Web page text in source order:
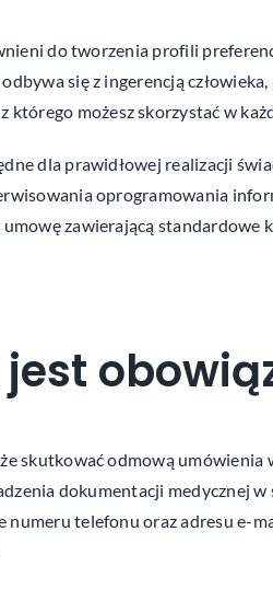
do tworzenia profili
się z ingerencją
możesz skorzystać w
dla prawidłowej realizacji
oprogramowania
zawierającą standardowe
skutkować odmową umówienia
dokumentacji medycznej
telefonu oraz adresu e-